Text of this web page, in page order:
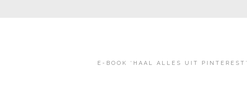
E-BOOK ‘HAAL ALLES UIT PINTEREST’